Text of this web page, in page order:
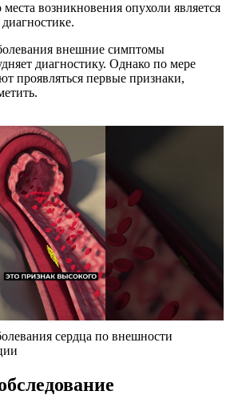
возникновения опухоли является
внешние симптомы
диагностику. Однако по мере
проявляться первые признаки,
сердца по внешности